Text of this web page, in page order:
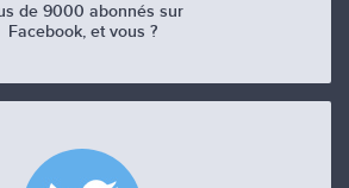
de 9000 abonnés sur
Facebook, et vous ?